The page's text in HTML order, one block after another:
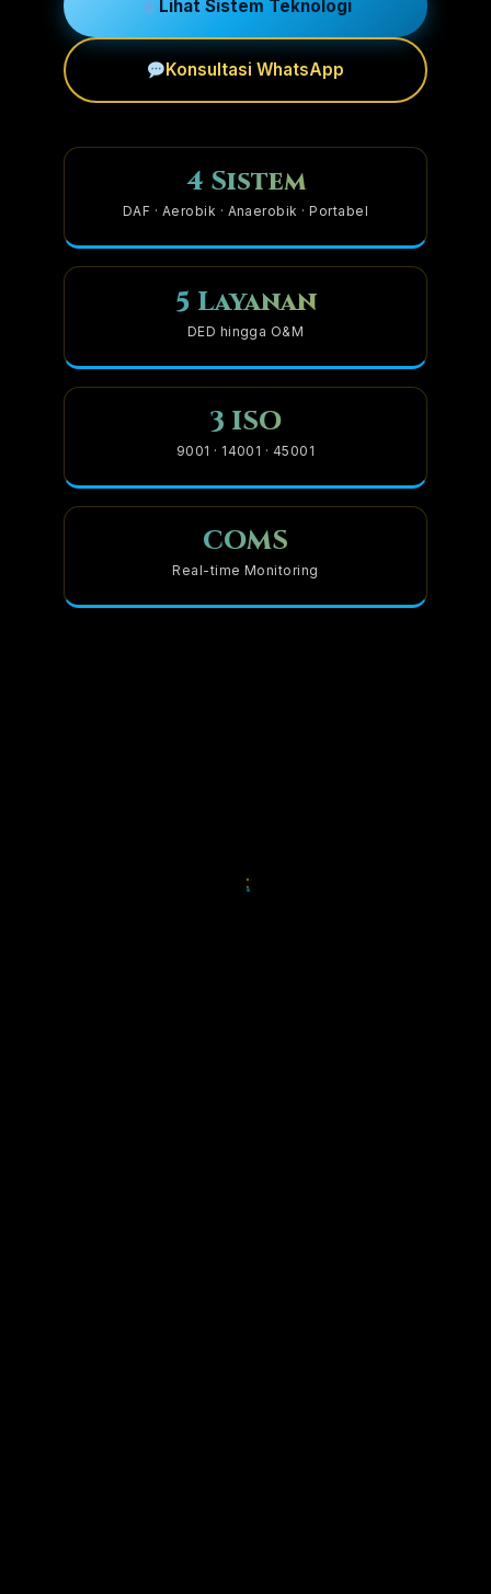
Lihat Sistem Teknologi
Konsultasi WhatsApp
4 Sistem
DAF · Aerobik · Anaerobik · Portabel
5 Layanan
DED hingga O&M
3 ISO
9001 · 14001 · 45001
COMS
Real-time Monitoring